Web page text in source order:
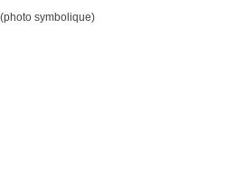
(photo symbolique)